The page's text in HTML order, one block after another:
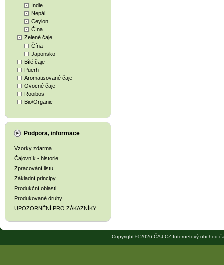
Indie
Nepál
Ceylon
Čína
Zelené čaje
Čína
Japonsko
Bílé čaje
Puerh
Aromatisované čaje
Ovocné čaje
Rooibos
Bio/Organic
Podpora, informace
Vzorky zdarma
Čajovník - historie
Zpracování listu
Základní principy
Produkční oblasti
Produkované druhy
UPOZORNĚNÍ PRO ZÁKAZNÍKY
Copyright © 2026 ČAJ.CZ Internetový obchod